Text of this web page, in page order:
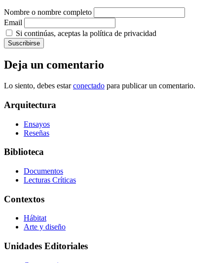
Nombre o nombre completo
Email
Si continúas, aceptas la política de privacidad
Deja un comentario
Lo siento, debes estarconectado para publicar un comentario.
Arquitectura
Ensayos
Reseñas
Biblioteca
Documentos
Lecturas Críticas
Contextos
Hábitat
Arte y diseño
Unidades Editoriales